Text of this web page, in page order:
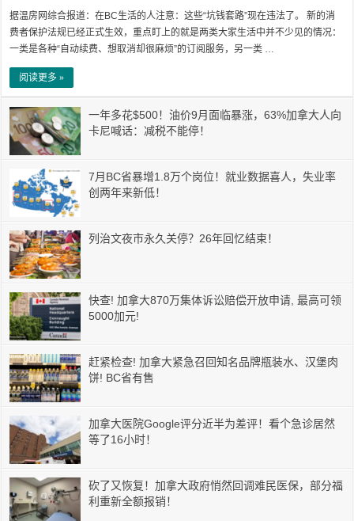
据温房网综合报道：在BC生活的人注意：这些“坑钱套路”现在违法了。 新的消
费者保护法规已经正式生效，重点盯上的就是两类大家生活中并不少见的情况：
一类是各种“自动续费、想取消却很麻烦”的订阅服务，另一类 …
阅读更多 »
一年多花$500！油价9月面临暴涨，63%加拿大人向
卡尼喊话：减税不能停！
7月BC省暴增1.8万个岗位！就业数据喜人，失业率
创两年来新低！
列治文夜市永久关停？26年回忆结束！
快查! 加拿大870万集体诉讼赔偿开放申请, 最高可领
5000加元!
赶紧检查! 加拿大紧急召回知名品牌瓶装水、汉堡肉
饼! BC省有售
加拿大医院Google评分近半为差评！看个急诊居然
等了16小时！
砍了又恢复！加拿大政府悄然回调难民医保，部分福
利重新全额报销！